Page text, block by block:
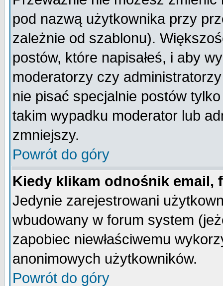
pod nazwą użytkownika przy
zależnie od szablonu).
postów, które napisałeś, i aby
moderatorzy czy
nie pisać specjalnie postów
takim wypadku moderator lub
zmniejszy.
Powrót do góry
Kiedy klikam odnośnik email,
Jedynie zarejestrowani
wbudowany w forum system
zapobiec niewłaściwemu
anonimowych użytkowników.
Powrót do góry